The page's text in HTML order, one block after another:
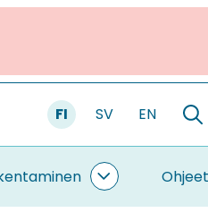
FI SV EN
Rakentaminen
alasivut